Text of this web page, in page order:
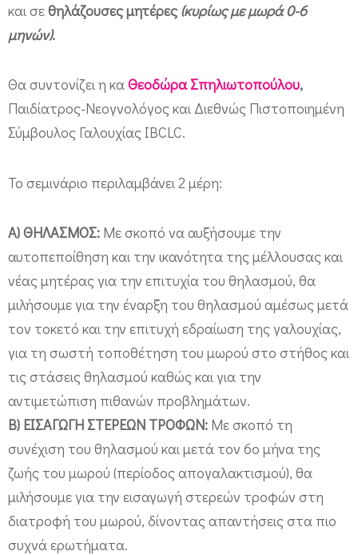
λ
σ
μ
ο
&
ι
α
τ
ρ
ο
φ
ή
ς
μ
ω
ρ
ο
ύ
και σεθηλάζουσες μητέρες(κυρίως με μωρά 0-6
μηνών).
Θα συντονίζει η καΘεοδώρα Σπηλιωτοπούλου,
Παιδίατρος-Νεογνολόγος και Διεθνώς Πιστοποιημένη
Σύμβουλος Γαλουχίας IBCLC.
Το σεμινάριο περιλαμβάνει 2 μέρη:
Α) ΘΗΛΑΣΜΟΣ: Με σκοπό να αυξήσουμε την
αυτοπεποίθηση και την ικανότητα της μέλλουσας και
νέας μητέρας για την επιτυχία του θηλασμού, θα
μιλήσουμε για την έναρξη του θηλασμού αμέσως μετά
τον τοκετό και την επιτυχή εδραίωση της γαλουχίας,
για τη σωστή τοποθέτηση του μωρού στο στήθος και
τις στάσεις θηλασμού καθώς και για την
αντιμετώπιση πιθανών προβλημάτων.
Β) ΕΙΣΑΓΩΓΗ ΣΤΕΡΕΩΝ ΤΡΟΦΩΝ: Με σκοπό τη
συνέχιση του θηλασμού και μετά τον 6ο μήνα της
ζωής του μωρού (περίοδος απογαλακτισμού), θα
μιλήσουμε για την εισαγωγή στερεών τροφών στη
διατροφή του μωρού, δίνοντας απαντήσεις στα πιο
συχνά ερωτήματα.